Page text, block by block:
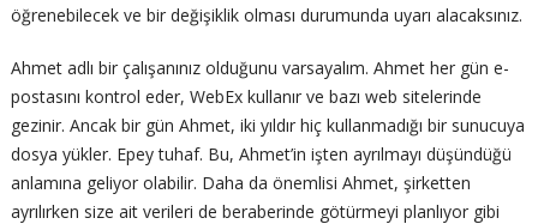
öğrenebilecek ve bir değişiklik olması durumunda uyarı alacaksınız.
Ahmet adlı bir çalışanınız olduğunu varsayalım. Ahmet her gün e-
postasını kontrol eder, WebEx kullanır ve bazı web sitelerinde
gezinir. Ancak bir gün Ahmet, iki yıldır hiç kullanmadığı bir sunucuya
dosya yükler. Epey tuhaf. Bu, Ahmet’in işten ayrılmayı düşündüğü
anlamına geliyor olabilir. Daha da önemlisi Ahmet, şirketten
ayrılırken size ait verileri de beraberinde götürmeyi planlıyor gibi